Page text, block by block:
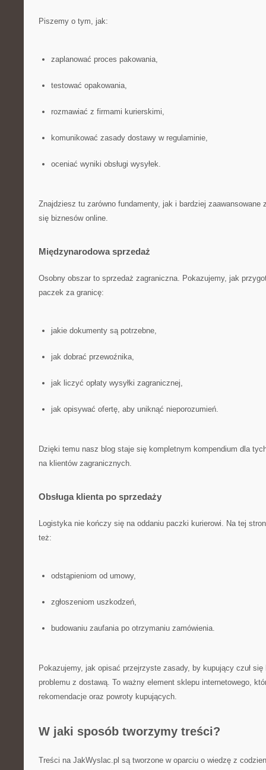
Piszemy o tym, jak:
zaplanować proces pakowania,
testować opakowania,
rozmawiać z firmami kurierskimi,
komunikować zasady dostawy w regulaminie,
oceniać wyniki obsługi wysyłek.
Znajdziesz tu zarówno fundamenty, jak i bardziej zaawansowane
się biznesów online.
Międzynarodowa sprzedaż
Osobny obszar to sprzedaż zagraniczna. Pokazujemy, jak
paczek za granicę:
jakie dokumenty są potrzebne,
jak dobrać przewoźnika,
jak liczyć opłaty wysyłki zagranicznej,
jak opisywać ofertę, aby uniknąć nieporozumień.
Dzięki temu nasz blog staje się kompletnym kompendium dla
na klientów zagranicznych.
Obsługa klienta po sprzedaży
Logistyka nie kończy się na oddaniu paczki kurierowi. Na tej
też:
odstąpieniom od umowy,
zgłoszeniom uszkodzeń,
budowaniu zaufania po otrzymaniu zamówienia.
Pokazujemy, jak opisać przejrzyste zasady, by kupujący czuł
problemu z dostawą. To ważny element sklepu internetowego,
rekomendacje oraz powroty kupujących.
W jaki sposób tworzymy treści?
Treści na JakWyslac.pl są tworzone w oparciu o wiedzę z